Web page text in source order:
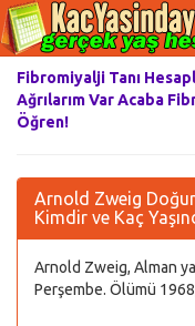
Fibromiyalji Tanı
Ağrılarım Var Acaba
Öğren!
Arnold Zweig
Kimdir ve Kaç
Arnold Zweig, Alman
Perşembe. Ölümü